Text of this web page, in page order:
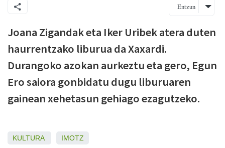
Entzun
Joana Zigandak eta Iker Uribek atera duten
haurrentzako liburua da Xaxardi.
Durangoko azokan aurkeztu eta gero, Egun
Ero saiora gonbidatu dugu liburuaren
gainean xehetasun gehiago ezagutzeko.
KULTURA IMOTZ